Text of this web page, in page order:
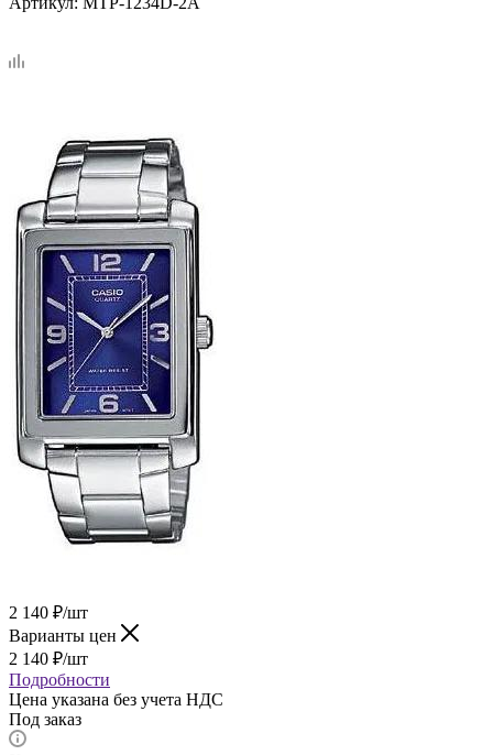
2 140 ₽/шт
Варианты цен
2 140 ₽/шт
Подробности
Цена указана без учета НДС
Под заказ